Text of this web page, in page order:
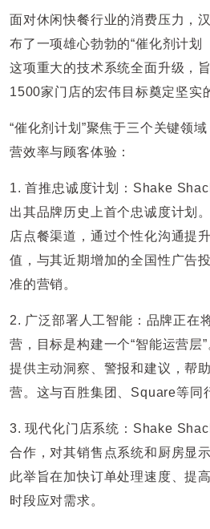
面对休闲快餐行业的消费压力，
布了一项雄心勃勃的“催化剂计划
这项重大的技术系统全面升级，
1500家门店的宏伟目标奠定坚实
“催化剂计划”聚焦于三个关键领
营效率与顾客体验：
1. 首推忠诚度计划：Shake
出其品牌历史上首个忠诚度计划
店点餐渠道，通过个性化沟通提
值，与其近期增加的全国性广告
准的营销。
2. 广泛部署人工智能：品牌正在
营，目标是构建一个“智能运营层
提供主动洞察、警报和建议，帮
营。这与百胜集团、Square等同
3. 现代化门店系统：Shake
合作，对其销售点系统和厨房显
此举旨在加快订单处理速度、提
时段应对需求。